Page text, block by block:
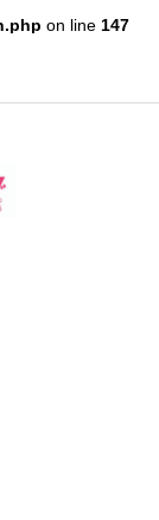
on line 147